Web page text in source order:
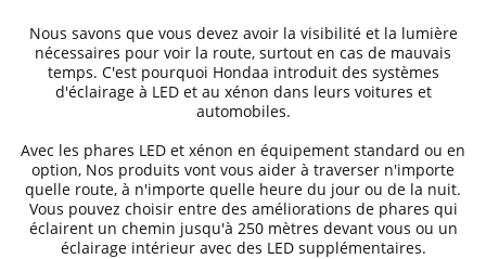
Nous savons que vous devez avoir la visibilité et la lumière
nécessaires pour voir la route, surtout en cas de mauvais
temps. C'est pourquoi Hondaa introduit des systèmes
d'éclairage à LED et au xénon dans leurs voitures et
automobiles.
Avec les phares LED et xénon en équipement standard ou en
option, Nos produits vont vous aider à traverser n'importe
quelle route, à n'importe quelle heure du jour ou de la nuit.
Vous pouvez choisir entre des améliorations de phares qui
éclairent un chemin jusqu'à 250 mètres devant vous ou un
éclairage intérieur avec des LED supplémentaires.